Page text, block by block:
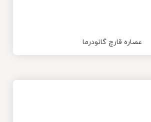
عصاره قارچ گانودرما